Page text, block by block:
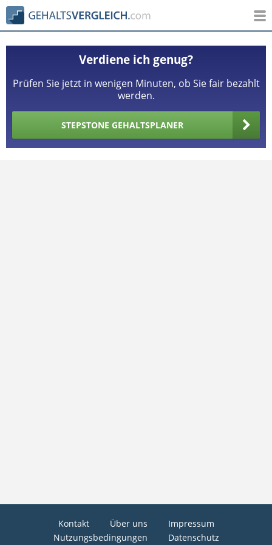
Verdiene ich genug?
Prüfen Sie jetzt in wenigen Minuten, ob Sie fair bezahlt
werden.
STEPSTONE GEHALTSPLANER
Kontakt Über uns
Impressum
Nutzungsbedingungen
Datenschutz